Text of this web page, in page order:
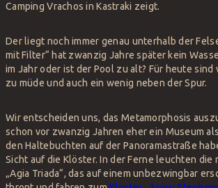
Camping Vrachos in Kastraki zeigt.
Der liegt noch immer genau unterhalb der
mit Filter“ hat zwanzig Jahre später kein
im Jahr oder ist der Pool zu alt? Für heute sind
zu müde und auch ein wenig neben der Spur.
Wir entscheiden uns, das Metamorphosis
schon vor zwanzig Jahren eher ein Museum
den Haltebuchten auf der Panoramastraße
Sicht auf die Klöster. In der Ferne leuchten die
„Agia Triada“, das auf einem unbezwingbar